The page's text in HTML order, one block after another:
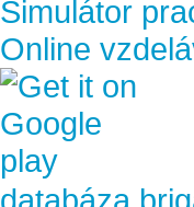
Simulátor
Online